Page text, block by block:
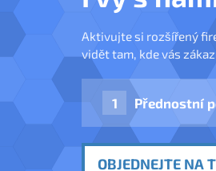
Aktivujte si rozšířený
vidět tam, kde vás
Přednostní
OBJEDNEJTE NA